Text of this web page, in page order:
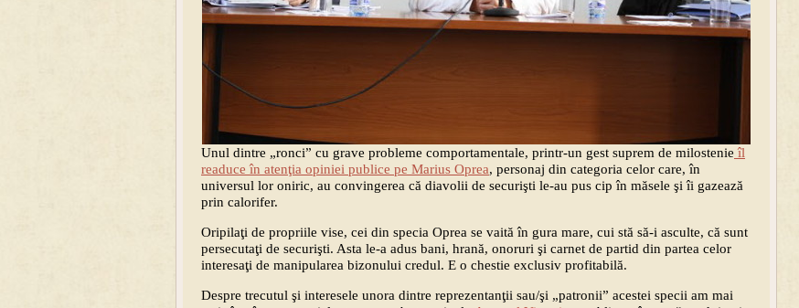
Unul dintre „ronci” cu grave probleme comportamentale, printr-un gest suprem de milostenie îl
readuce în atenţia opiniei publice pe Marius Oprea, personaj din categoria celor care, în
universul lor oniric, au convingerea că diavolii de securişti le-au pus cip în măsele şi îi gazează
prin calorifer.
Oripilaţi de propriile vise, cei din specia Oprea se vaită în gura mare, cui stă să-i asculte, că sunt
persecutaţi de securişti. Asta le-a adus bani, hrană, onoruri şi carnet de partid din partea celor
interesaţi de manipularea bizonului credul. E o chestie exclusiv profitabilă.
Despre trecutul şi interesele unora dintre reprezentanţii sau/şi „patronii” acestei specii am mai